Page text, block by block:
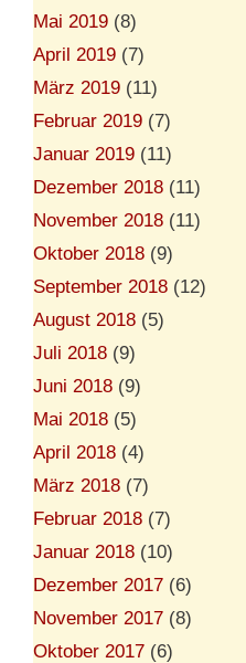
Mai 2019 (8)
April 2019 (7)
März 2019 (11)
Februar 2019 (7)
Januar 2019 (11)
Dezember 2018 (11)
November 2018 (11)
Oktober 2018 (9)
September 2018 (12)
August 2018 (5)
Juli 2018 (9)
Juni 2018 (9)
Mai 2018 (5)
April 2018 (4)
März 2018 (7)
Februar 2018 (7)
Januar 2018 (10)
Dezember 2017 (6)
November 2017 (8)
Oktober 2017 (6)